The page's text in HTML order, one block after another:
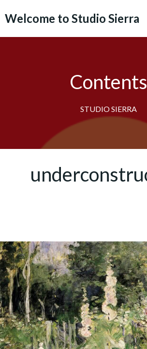
ン
ン
キ
プ
Welcome to Studio Sierra
Contents
STUDIO SIERRA